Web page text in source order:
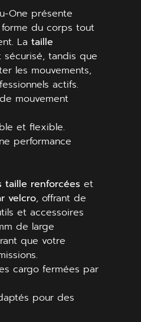
One présente
du corps tout
Lataille
tandis que
les mouvements,
actifs.
mouvement
et flexible.
performance
taille renforcées et
velcro, offrant de
et accessoires
de large
que votre
cargo fermées par
pour des